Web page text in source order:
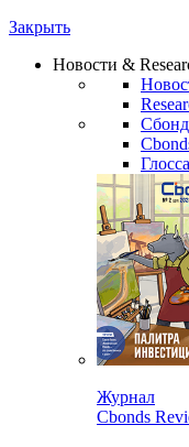
Закрыть
Новости &
Журнал
Cbonds